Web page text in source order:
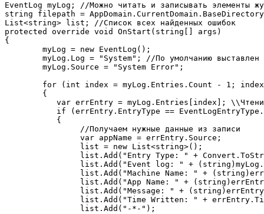
EventLog myLog; //Можно читать и записывать элементы
string filepath =
List<string> list; //Список всех найденных ошибок
protected override void OnStart(string[] args)
{
        myLog = new EventLog();
myLog.Log = "System"; //По умолчанию
        myLog.Source = "System Error";
for (int index = myLog.Entries.Count - 1;
        {
var errEntry = myLog.Entries[index];
if (errEntry.EntryType ==
           {
                //Получаем нужные данные из записи
                var appName = errEntry.Source;
                list = new List<string>();
list.Add("Entry Type: " +
list.Add("Event log: " +
list.Add("Machine Name: " +
list.Add("App Name: " +
list.Add("Message: " +
list.Add("Time Written: " +
                list.Add("-*-");